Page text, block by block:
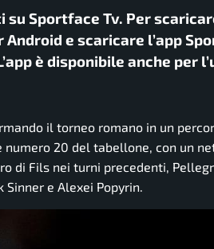
Sportface Tv. Per
e scaricare l’app
è disponibile anche per
il torneo romano in un
20 del tabellone, con un
di Fils nei turni precedenti,
e Alexei Popyrin.